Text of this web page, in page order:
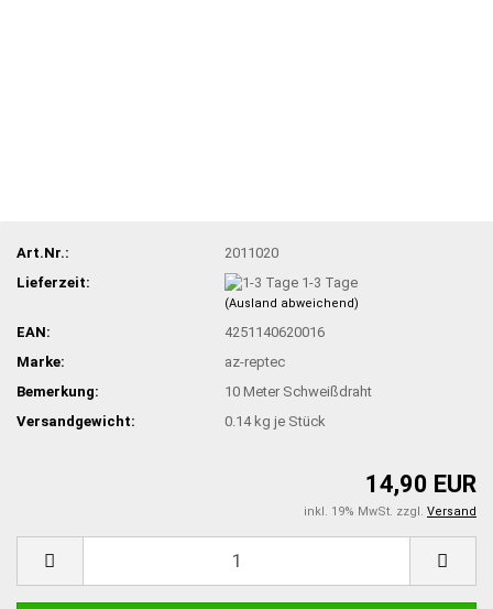
Art.Nr.:
2011020
Lieferzeit:
1-3 Tage
(Ausland abweichend)
EAN:
4251140620016
Marke:
az-reptec
Bemerkung:
10 Meter Schweißdraht
Versandgewicht:
0.14kg je Stück
14,90 EUR
inkl. 19% MwSt. zzgl. Versand